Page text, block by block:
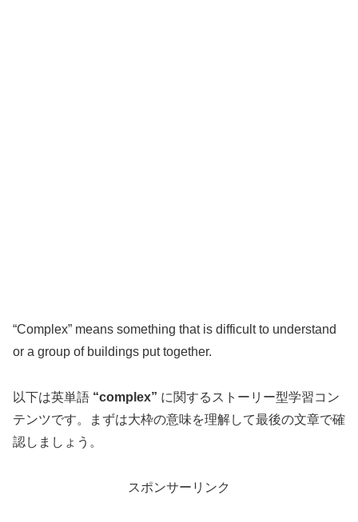
“Complex” means something that is difficult to understand
or a group of buildings put together.
以下は英単語 “complex” に関するストーリー型学習コン
テンツです。まずは大枠の意味を理解して最後の文章で確
認しましょう。
スポンサーリンク